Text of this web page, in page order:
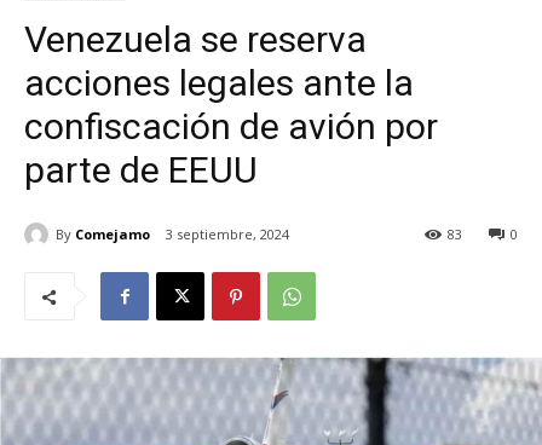
Venezuela se reserva
acciones legales ante la
confiscación de avión por
parte de EEUU
By Comejamo 3 septiembre, 2024 0
83